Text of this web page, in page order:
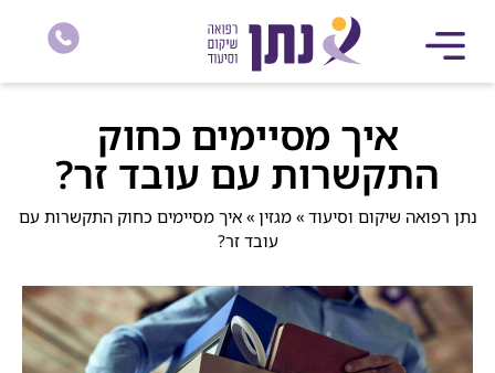
איך מסיימים כחוק
התקשרות עם עובד זר?
נתן רפואה שיקום וסיעוד »מגזין »איך מסיימים כחוק התקשרות עם
עובד זר?